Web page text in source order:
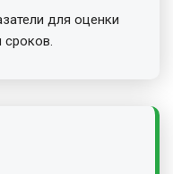
для оценки
сроков.